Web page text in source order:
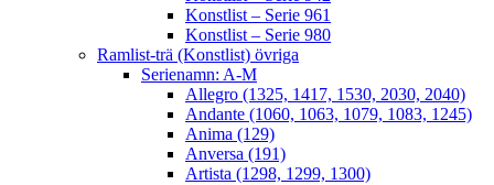
Konstlist – Serie 961
Konstlist – Serie 980
Ramlist-trä (Konstlist) övriga
Serienamn: A-M
Allegro (1325, 1417, 1530, 2030, 2040)
Andante (1060, 1063, 1079, 1083, 1245)
Anima (129)
Anversa (191)
Artista (1298, 1299, 1300)